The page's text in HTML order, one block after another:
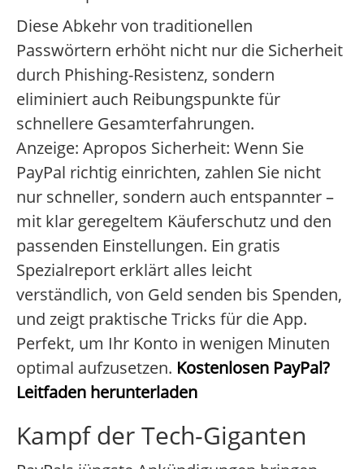
Diese Abkehr von traditionellen
Passwörtern erhöht nicht nur die Sicherheit
durch Phishing-Resistenz, sondern
eliminiert auch Reibungspunkte für
schnellere Gesamterfahrungen.
Anzeige: Apropos Sicherheit: Wenn Sie
PayPal richtig einrichten, zahlen Sie nicht
nur schneller, sondern auch entspannter –
mit klar geregeltem Käuferschutz und den
passenden Einstellungen. Ein gratis
Spezialreport erklärt alles leicht
verständlich, von Geld senden bis Spenden,
und zeigt praktische Tricks für die App.
Perfekt, um Ihr Konto in wenigen Minuten
optimal aufzusetzen. Kostenlosen PayPal?
Leitfaden herunterladen
Kampf der Tech-Giganten